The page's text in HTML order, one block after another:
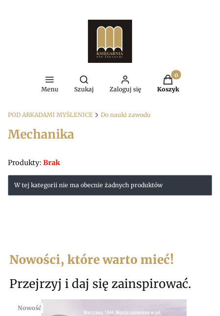
Menu
Otwórz wyszukiwarkę
Szukaj Zaloguj się
Produkty w
Koszyk
POD ARKADAMI MYŚLENICE Do nauki zawodu
Mechanika
Produkty: Brak
Lista produktów
W tej kategorii nie ma obecnie żadnych produktów
Nowości, które warto mieć!
Przejrzyj i daj się zainspirować.
Nowość